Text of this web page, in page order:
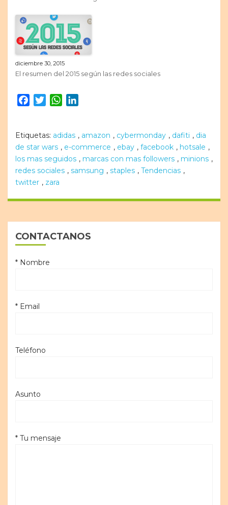
diciembre 30, 2015
El resumen del 2015 según las redes sociales
Facebook
TwitterWhatsApp
Etiquetas: adidas , amazon , cybermonday , dafiti , dia
de star wars , e-commerce , ebay , facebook , hotsale ,
los mas seguidos , marcas con mas followers , minions ,
redes sociales , samsung , staples , Tendencias ,
twitter , zara
CONTACTANOS
* Nombre
* Email
Teléfono
Asunto
* Tu mensaje